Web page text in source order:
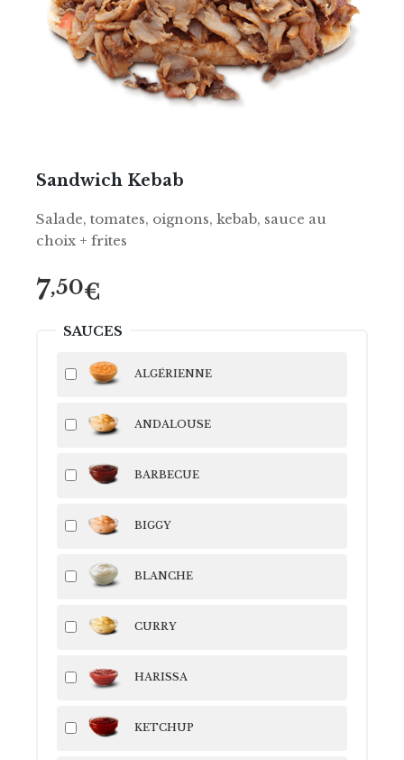
Sandwich Kebab
Salade, tomates, oignons, kebab, sauce au
choix + frites
7,50€
SAUCES
ALGÉRIENNE
ANDALOUSE
BARBECUE
BIGGY
BLANCHE
CURRY
HARISSA
KETCHUP